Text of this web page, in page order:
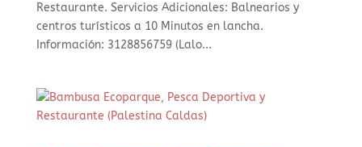
Restaurante. Servicios Adicionales: Balnearios y
centros turísticos a 10 Minutos en lancha.
Información: 3128856759 (Lalo...